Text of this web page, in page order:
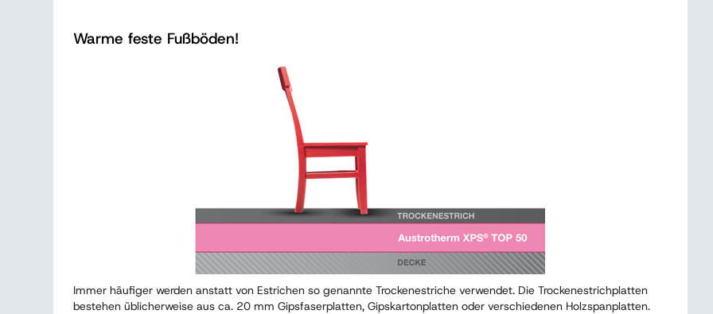
Warme feste Fußböden!
Immer häufiger werden anstatt von Estrichen so genannte Trockenestriche verwendet. Die Trockenestrichplatten
bestehen üblicherweise aus ca. 20 mm Gipsfaserplatten, Gipskartonplatten oder verschiedenen Holzspanplatten.